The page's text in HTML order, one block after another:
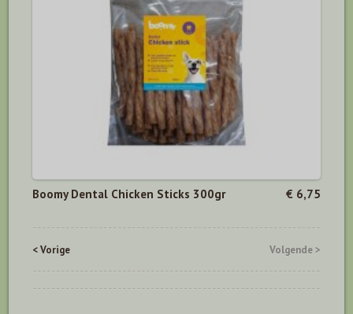
Boomy Dental Chicken Sticks 300gr € 6,75
< Vorige Volgende >